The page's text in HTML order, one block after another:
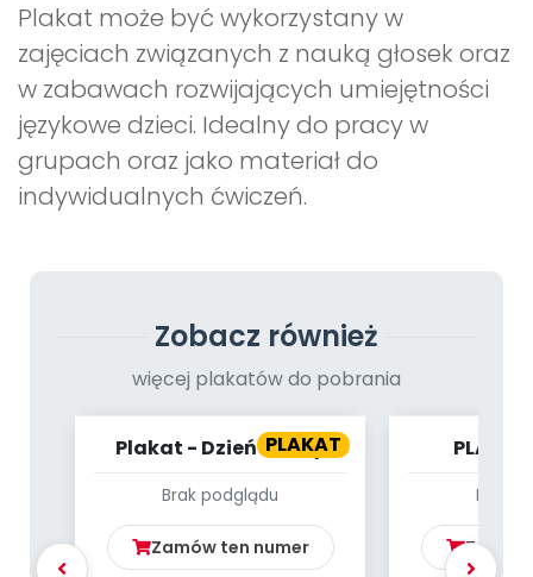
Plakat może być wykorzystany w
zajęciach związanych z nauką głosek oraz
w zabawach rozwijających umiejętności
językowe dzieci. Idealny do pracy w
grupach oraz jako materiał do
indywidualnych ćwiczeń.
Zobacz również
więcej plakatów do pobrania
PLAKAT
Plakat - Dzień Mamy
Brak podglądu
Zamów ten numer
Brak